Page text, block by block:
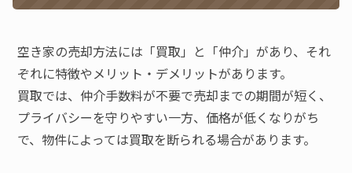
空き家の売却方法には「買取」と「仲介」があり、それ
ぞれに特徴やメリット・デメリットがあります。
買取では、仲介手数料が不要で売却までの期間が短く、
プライバシーを守りやすい一方、価格が低くなりがち
で、物件によっては買取を断られる場合があります。